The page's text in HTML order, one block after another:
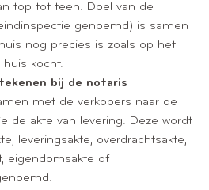
top tot teen. Doel van de
genoemd) is samen
nog precies is zoals op het
kocht.
bij de notaris
met de verkopers naar de
de akte van levering. Deze wordt
leveringsakte, overdrachtsakte,
eigendomsakte of